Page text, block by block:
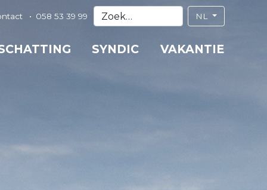
058 53 39 99 NL
SYNDIC VAKANTIE